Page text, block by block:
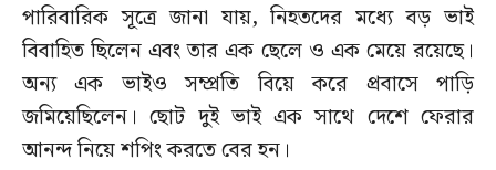
পারিবারিক সূত্রে জানা যায়, নিহতদের মধ্যে বড় ভাই
বিবাহিত ছিলেন এবং তার এক ছেলে ও এক মেয়ে রয়েছে।
অন্য এক ভাইও সম্প্রতি বিয়ে করে প্রবাসে পাড়ি
জমিয়েছিলেন। ছোট দুই ভাই এক সাথে দেশে ফেরার
আনন্দ নিয়ে শপিং করতে বের হন।